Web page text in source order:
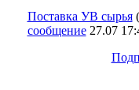
Поставка УВ сырья(
сообщение 27.07